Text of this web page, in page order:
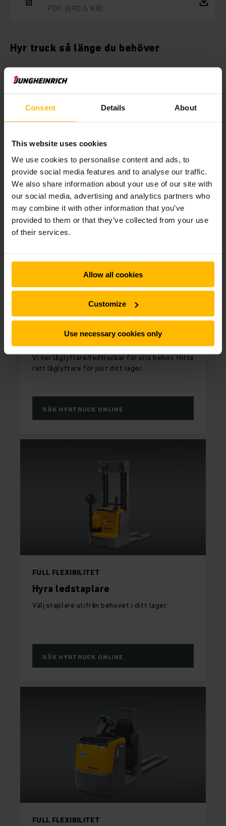
Consent Details About
This website uses cookies
We use cookies to personalise content and ads, to
provide social media features and to analyse our traffic.
We also share information about your use of our site with
our social media, advertising and analytics partners who
may combine it with other information that you’ve
provided to them or that they’ve collected from your use
of their services.
Allow all cookies
Customize
Use necessary cookies only
PDF (690,6 KB)
Hyr truck så länge du behöver
hyra ut för alla ändamål. Vår breda hyrflotta av truckar
och motviktstruckar. Du kan hyra truck av oss från bara 1 dag
och så länge du vill med flexibla hyresvillkor.
Här kan du välja vilken truck du vill
hyra direkt online
Hyra ledtruck / låglyftare
Vi har låglyftare/ledtruckar för alla behov. Hitta
rätt låglyftare för just ditt lager.
SÖK HYRTRUCK ONLINE
FULL FLEXIBILITET
Hyra ledstaplare
Välj staplare utifrån behovet i ditt lager.
SÖK HYRTRUCK ONLINE
FULL FLEXIBILITET